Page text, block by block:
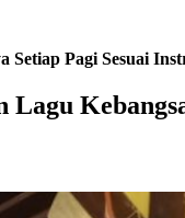
Pagi Sesuai